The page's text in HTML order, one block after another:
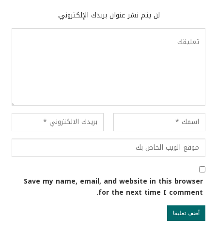
لن يتم نشر عنوان بريدك الإلكتروني.
Save my name, email, and website in this browser
for the next time I comment.